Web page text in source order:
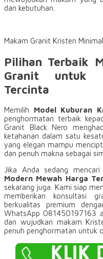
dan kebutuhan.
Makam Granit Kristen
Pilihan Terbaik
Granit untuk
Tercinta
Memilih Model Kuburan
penghormatan terbaik
Granit Black Nero
ketahanan dalam satu
yang elegan mampu
dan penuh makna sebagai
Jika Anda sedang mencari
Modern Mewah Harga
sekarang juga. Kami siap
memberikan konsultasi
berkualitas premium
WhatsApp 081450197163
dan wujudkan makam
penuh penghormatan untuk